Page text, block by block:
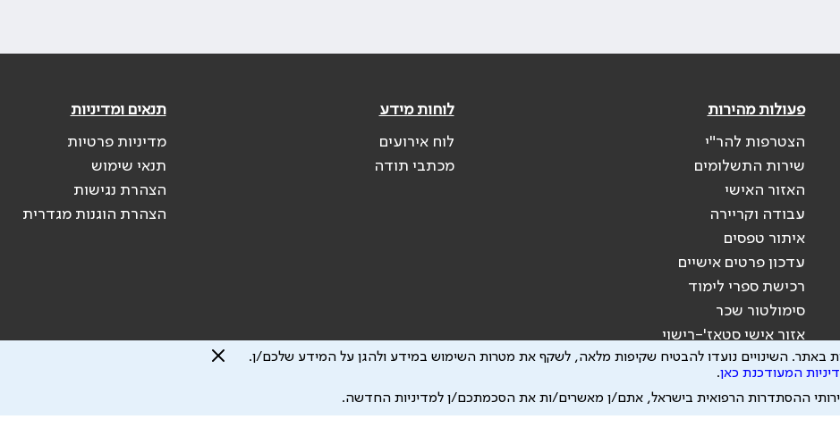
פעולות מהירות
הצטרפות להר"י
שירות התשלומים
האזור האישי
עבודה וקריירה
איתור טפסים
עדכון פרטים אישיים
רכישת ספרי לימוד
סימולטור שכר
אזור אישי סטאז'-רישוי
לוחות מידע
לוח אירועים
מכתבי תודה
תנאים ומדיניות
מדיניות פרטיות
תנאי שימוש
הצהרת נגישות
הצהרת הוגנות מגדרית
באתר. השינויים נועדו להבטיח שקיפות מלאה, לשקף את מטרות השימוש במידע ולהגן על המידע שלכם/ן.
המעודכנת כאן.
ההסתדרות הרפואית בישראל, אתם/ן מאשרים/ות את הסכמתכם/ן למדיניות החדשה.